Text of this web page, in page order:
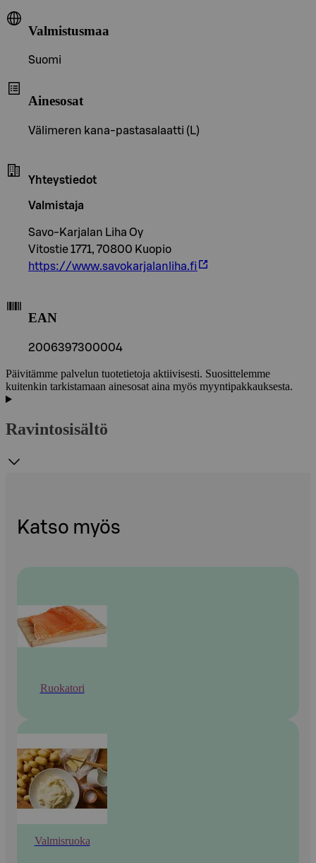
Valmistusmaa
Suomi
Ainesosat
Välimeren kana-pastasalaatti (L)
Yhteystiedot
Valmistaja
Savo-Karjalan Liha Oy
Vitostie 1771, 70800 Kuopio
https://www.savokarjalanliha.fi
EAN
2006397300004
Päivitämme palvelun tuotetietoja aktiivisesti. Suosittelemme
kuitenkin tarkistamaan ainesosat aina myös myyntipakkauksesta.
Ravintosisältö
Katso myös
Ruokatori
Valmisruoka